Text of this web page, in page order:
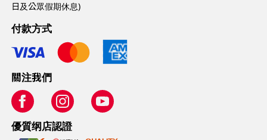
日及公眾假期休息)
付款方式
關注我們
優質纲店認證